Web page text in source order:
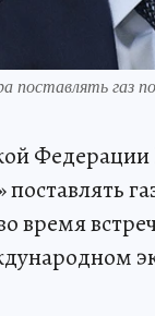
поставлять
Федерации
поставлять
время